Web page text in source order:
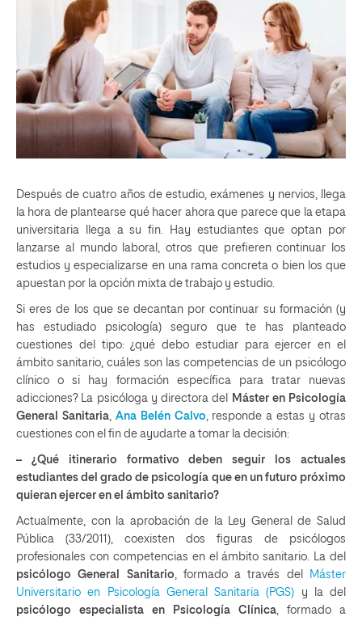
Después de cuatro años de estudio, exámenes y nervios, llega
la hora de plantearse qué hacer ahora que parece que la etapa
universitaria llega a su fin. Hay estudiantes que optan por
lanzarse al mundo laboral, otros que prefieren continuar los
estudios y especializarse en una rama concreta o bien los que
apuestan por la opción mixta de trabajo y estudio.
Si eres de los que se decantan por continuar su formación (y
has estudiado psicología) seguro que te has planteado
cuestiones del tipo: ¿qué debo estudiar para ejercer en el
ámbito sanitario, cuáles son las competencias de un psicólogo
clínico o si hay formación específica para tratar nuevas
adicciones? La psicóloga y directora del
Máster en Psicología
General Sanitaria, Ana Belén Calvo, responde a estas y otras
cuestiones con el fin de ayudarte a tomar la decisión:
– ¿Qué itinerario formativo deben seguir los actuales
estudiantes del grado de psicología que en un futuro próximo
quieran ejercer en el ámbito sanitario?
Actualmente, con la aprobación de la Ley General de Salud
Pública (33/2011), coexisten dos figuras de psicólogos
profesionales con competencias en el ámbito sanitario. La del
psicólogo General Sanitario, formado a través del
Máster
Universitario en Psicología General Sanitaria (PGS)
y la del
psicólogo especialista en Psicología Clínica, formado a